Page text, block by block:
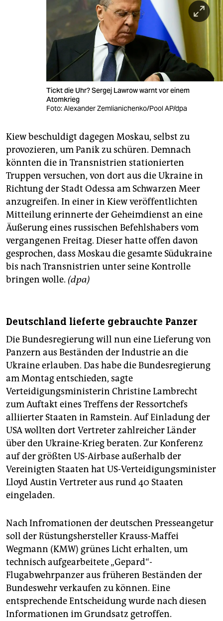
Tickt die Uhr? Sergej Lawrow warnt vor einem
Atomkrieg
Foto: Alexander Zemlianichenko/Pool AP/dpa
Kiew beschuldigt dagegen Moskau, selbst zu
provozieren, um Panik zu schüren. Demnach
könnten die in Transnistrien stationierten
Truppen versuchen, von dort aus die Ukraine in
Richtung der Stadt Odessa am Schwarzen Meer
anzugreifen. In einer in Kiew veröffentlichten
Mitteilung erinnerte der Geheimdienst an eine
Äußerung eines russischen Befehlshabers vom
vergangenen Freitag. Dieser hatte offen davon
gesprochen, dass Moskau die gesamte Südukraine
bis nach Transnistrien unter seine Kontrolle
bringen wolle. (dpa)
Deutschland lieferte gebrauchte Panzer
Die Bundesregierung will nun eine Lieferung von
Panzern aus Beständen der Industrie an die
Ukraine erlauben. Das habe die Bundesregierung
am Montag entschieden, sagte
Verteidigungsministerin Christine Lambrecht
zum Auftakt eines Treffens der Ressortchefs
alliierter Staaten in Ramstein. Auf Einladung der
USA wollten dort Vertreter zahlreicher Länder
über den Ukraine-Krieg beraten. Zur Konferenz
auf der größten US-Airbase außerhalb der
Vereinigten Staaten hat US-Verteidigungsminister
Lloyd Austin Vertreter aus rund 40 Staaten
eingeladen.
Nach Infromationen der deutschen Presseangetur
soll der Rüstungshersteller Krauss-Maffei
Wegmann (KMW) grünes Licht erhalten, um
technisch aufgearbeitete „Gepard“-
Flugabwehrpanzer aus früheren Beständen der
Bundeswehr verkaufen zu können. Eine
entsprechende Entscheidung wurde nach diesen
Informationen im Grundsatz getroffen.